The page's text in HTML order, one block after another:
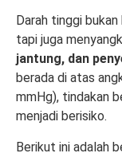
Darah tinggi
tapi juga
jantung, dan
berada di atas
mmHg), tindakan
menjadi berisiko.
Berikut ini adalah